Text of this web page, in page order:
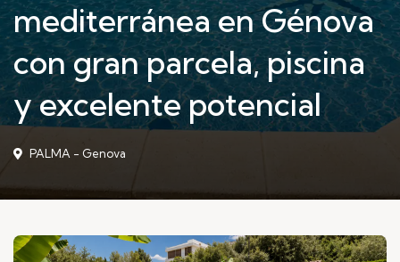
mediterránea en Génova
con gran parcela, piscina
y excelente potencial
PALMA - Genova